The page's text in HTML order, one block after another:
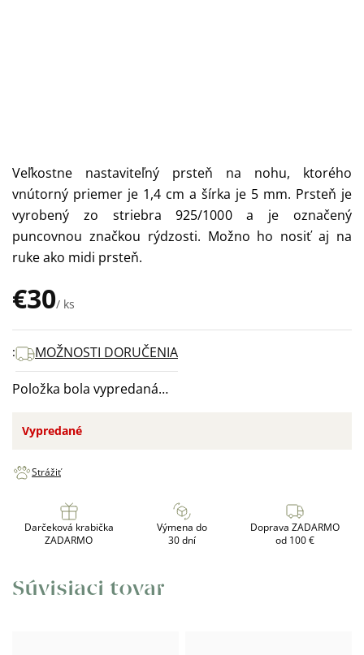
€30/ ks
Jednotková
cena:
Vypredané
MOŽNOSTI DORUČENIA
Položka bola vypredaná…
Veľkostne nastaviteľný prsteň na nohu, ktorého
vnútorný priemer je 1,4 cm a šírka je 5 mm. Prsteň je
vyrobený zo striebra 925/1000 a je označený
puncovnou značkou rýdzosti. Možno ho nosiť aj na
ruke ako midi prsteň.
Strážiť
Darčeková krabička
ZADARMO
Výmena do
30 dní
Doprava ZADARMO
od 100 €
Súvisiaci tovar